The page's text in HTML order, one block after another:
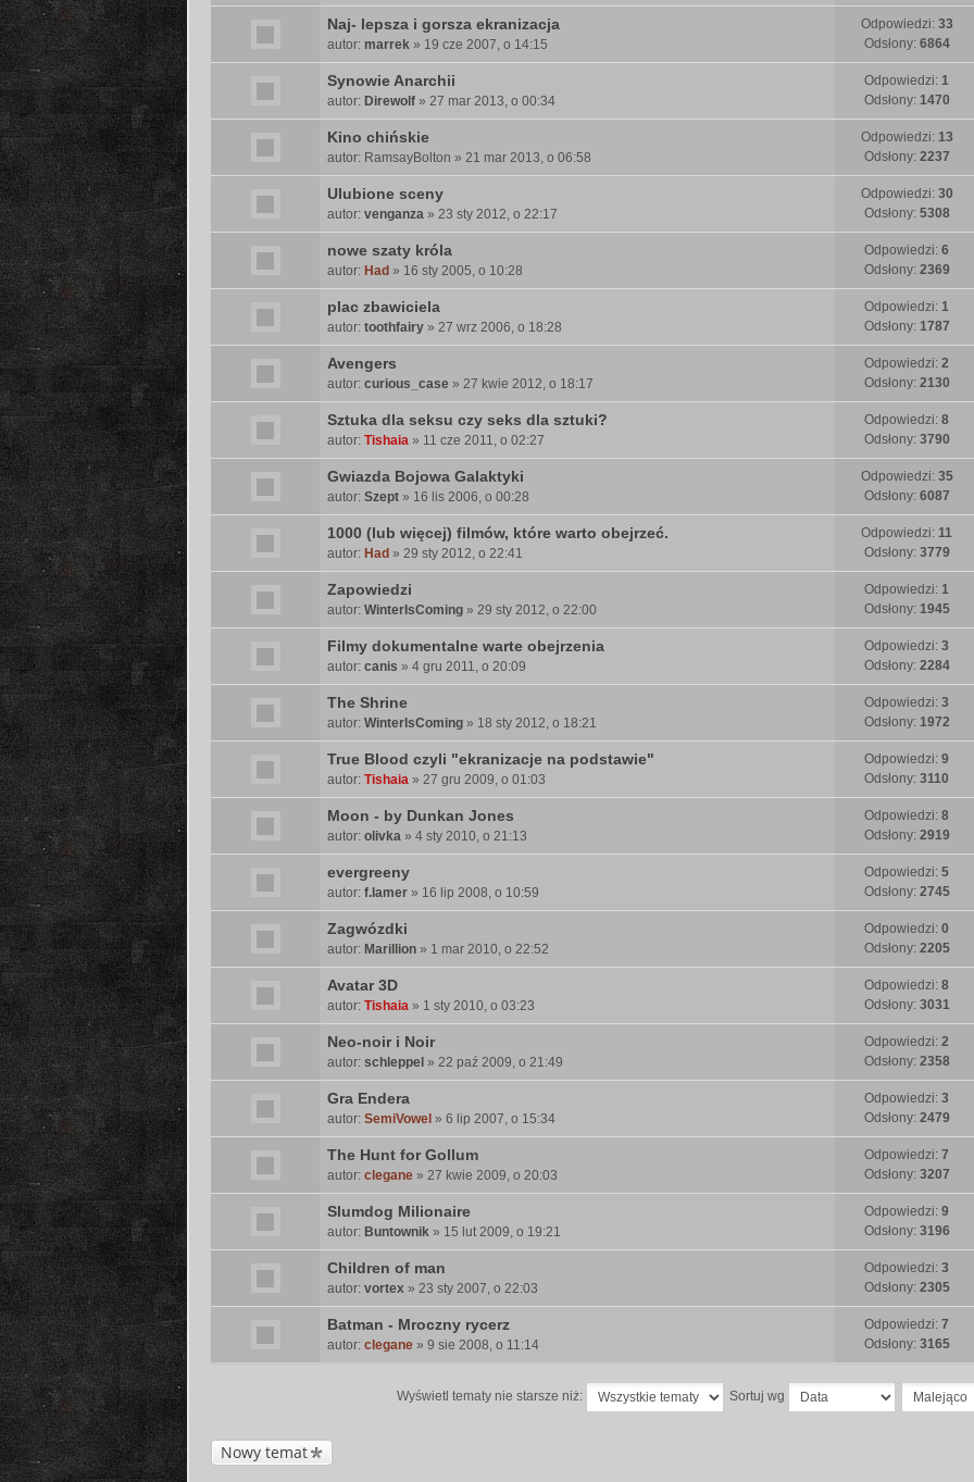
e
r
a
n
k
i
ę
Naj- lepsza i gorsza ekranizacja
autor: marrek » 19 cze 2007, o 14:15
Odpowiedzi: 33
Odsłony: 6864
Synowie Anarchii
autor: Direwolf » 27 mar 2013, o 00:34
Odpowiedzi: 1
Odsłony: 1470
Kino chińskie
autor: RamsayBolton » 21 mar 2013, o 06:58
Odpowiedzi: 13
Odsłony: 2237
Ulubione sceny
autor: venganza » 23 sty 2012, o 22:17
Odpowiedzi: 30
Odsłony: 5308
nowe szaty króla
autor: Had » 16 sty 2005, o 10:28
Odpowiedzi: 6
Odsłony: 2369
plac zbawiciela
autor: toothfairy » 27 wrz 2006, o 18:28
Odpowiedzi: 1
Odsłony: 1787
Avengers
autor: curious_case » 27 kwie 2012, o 18:17
Odpowiedzi: 2
Odsłony: 2130
Sztuka dla seksu czy seks dla sztuki?
autor: Tishaia » 11 cze 2011, o 02:27
Odpowiedzi: 8
Odsłony: 3790
Gwiazda Bojowa Galaktyki
autor: Szept » 16 lis 2006, o 00:28
Odpowiedzi: 35
Odsłony: 6087
1000 (lub więcej) filmów, które warto obejrzeć.
autor: Had » 29 sty 2012, o 22:41
Odpowiedzi: 11
Odsłony: 3779
Zapowiedzi
autor: WinterIsComing » 29 sty 2012, o 22:00
Odpowiedzi: 1
Odsłony: 1945
Filmy dokumentalne warte obejrzenia
autor: canis » 4 gru 2011, o 20:09
Odpowiedzi: 3
Odsłony: 2284
The Shrine
autor: WinterIsComing » 18 sty 2012, o 18:21
Odpowiedzi: 3
Odsłony: 1972
True Blood czyli "ekranizacje na podstawie"
autor: Tishaia » 27 gru 2009, o 01:03
Odpowiedzi: 9
Odsłony: 3110
Moon - by Dunkan Jones
autor: olivka » 4 sty 2010, o 21:13
Odpowiedzi: 8
Odsłony: 2919
evergreeny
autor: f.lamer » 16 lip 2008, o 10:59
Odpowiedzi: 5
Odsłony: 2745
Zagwózdki
autor: Marillion » 1 mar 2010, o 22:52
Odpowiedzi: 0
Odsłony: 2205
Avatar 3D
autor: Tishaia » 1 sty 2010, o 03:23
Odpowiedzi: 8
Odsłony: 3031
Neo-noir i Noir
autor: schleppel » 22 paź 2009, o 21:49
Odpowiedzi: 2
Odsłony: 2358
Gra Endera
autor: SemiVowel » 6 lip 2007, o 15:34
Odpowiedzi: 3
Odsłony: 2479
The Hunt for Gollum
autor: clegane » 27 kwie 2009, o 20:03
Odpowiedzi: 7
Odsłony: 3207
Slumdog Milionaire
autor: Buntownik » 15 lut 2009, o 19:21
Odpowiedzi: 9
Odsłony: 3196
Children of man
autor: vortex » 23 sty 2007, o 22:03
Odpowiedzi: 3
Odsłony: 2305
Batman - Mroczny rycerz
autor: clegane » 9 sie 2008, o 11:14
Odpowiedzi: 7
Odsłony: 3165
Wyświetl tematy nie starsze niż: Sortuj wg
Nowy temat